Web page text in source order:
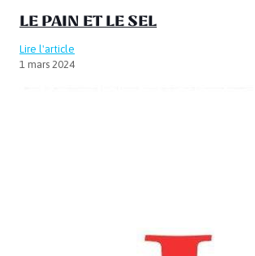
LE PAIN ET LE SEL
Lire l'article
1 mars 2024